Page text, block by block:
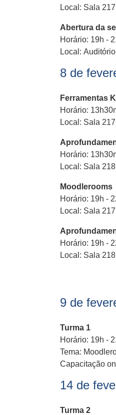
Local: Sala
Abertura da
Horário: 19h -
Local:
8 de
Ferramentas
Horário:
Local: Sala
Horário:
Local: Sala
Moodlerooms
Horário: 19h -
Local: Sala
Horário: 19h -
Local: Sala
9 de
Turma 1
Horário: 19h -
Tema:
Capacitação
14 de
Turma 2